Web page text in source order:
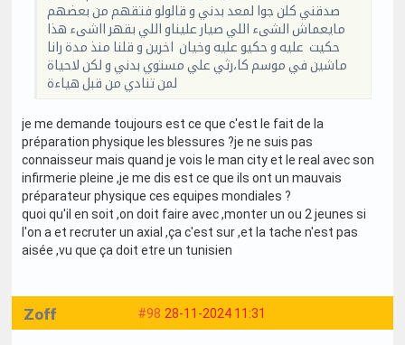
صدقني كلن جوا لمعد بدني و قالولو فتقهم من بعضهم
مايعماش الشىء اللي صيار عليناو اللي بقهر ااشىء هذا
حكيت عليه و حكيو عليه وخيان اخرين و قلنا منذ مدة رانا
ماشين في موسم كا،رثي علي مستوي بدني و لكن لاحياة
لمن تنادي من قبل هياءة
je me demande toujours est ce que c'est le fait de la
préparation physique les blessures ?je ne suis pas
connaisseur mais quand je vois le man city et le real avec son
infirmerie pleine ,je me dis est ce que ils ont un mauvais
préparateur physique ces equipes mondiales ?
quoi qu'il en soit ,on doit faire avec ,monter un ou 2 jeunes si
l'on a et recruter un axial ,ça c'est sur ,et la tache n'est pas
aisée ,vu que ça doit etre un tunisien
#98 28-11-2024 11:31
Zoff